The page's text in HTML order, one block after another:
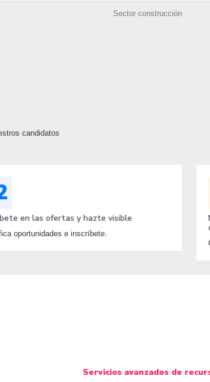
Sector construcción
candidatos
en las ofertas y hazte visible
oportunidades e inscríbete.
Servicios avanzados de